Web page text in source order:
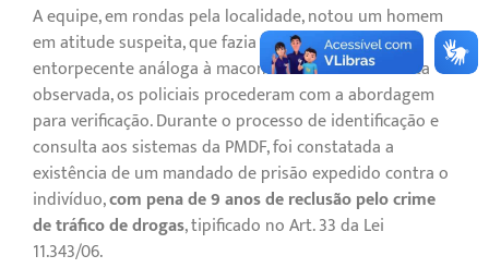
A equipe, em rondas pela localidade, notou um homem
em atitude suspeita, que fazia uso de substância
entorpecente análoga à maconha. Diante da conduta
observada, os policiais procederam com a abordagem
para verificação. Durante o processo de identificação e
consulta aos sistemas da PMDF, foi constatada a
existência de um mandado de prisão expedido contra o
indivíduo,com pena de 9 anos de reclusão pelo crime
de tráfico de drogas, tipificado no Art. 33 da Lei
11.343/06.